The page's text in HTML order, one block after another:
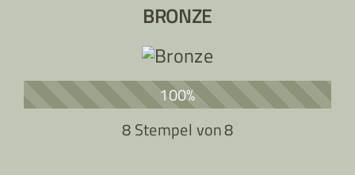
BRONZE
100%
8 Stempel von8